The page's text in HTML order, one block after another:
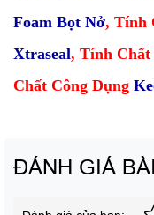
Foam Bọt Nở, Tính
Xtraseal, Tính Chất
Chất Công Dụng
ĐÁNH GIÁ